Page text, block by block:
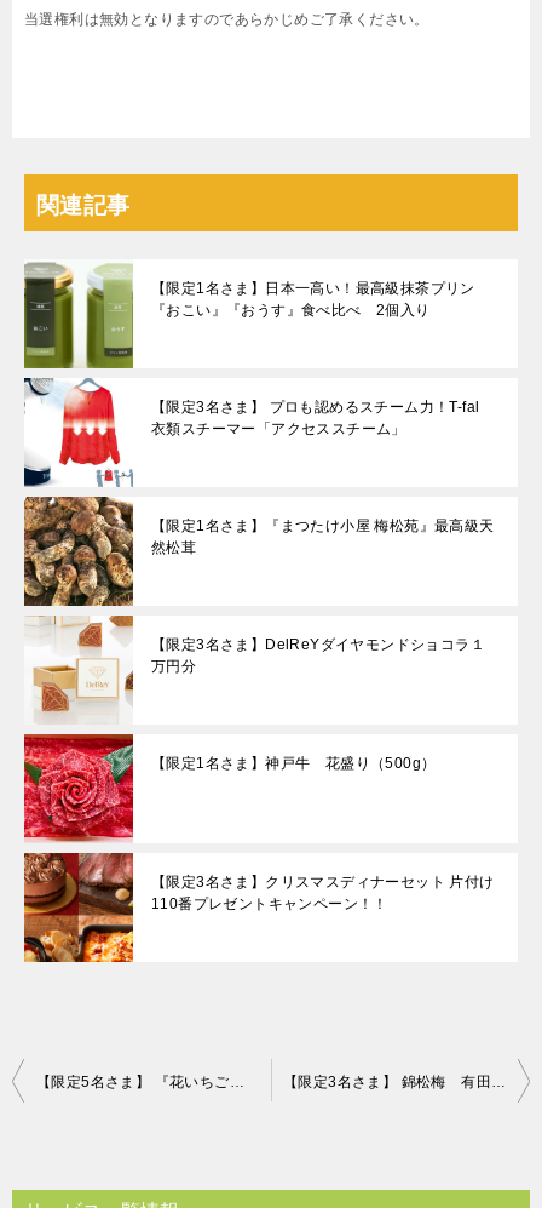
当選権利は無効となりますのであらかじめご了承ください。
関連記事
【限定1名さま】日本一高い！最高級抹茶プリン
『おこい』『おうす』食べ比べ 2個入り
【限定3名さま】 プロも認めるスチーム力！T-fal
衣類スチーマー「アクセススチーム」
【限定1名さま】『まつたけ小屋 梅松苑』最高級天
然松茸
【限定3名さま】DelReYダイヤモンドショコラ１
万円分
【限定1名さま】神戸牛 花盛り（500g）
【限定3名さま】クリスマスディナーセット 片付け
110番プレゼントキャンペーン！！
投
ビ
【限定5名さま】 『花いちごのバラエティアイス（博多あまおう）』 片付け110番プレゼントキャンペーン！！ 【限定3名さま】 錦松梅 有田焼容器入りふりかけ 片付け110番プレゼントキャンペーン！！